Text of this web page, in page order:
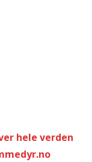
hele verden